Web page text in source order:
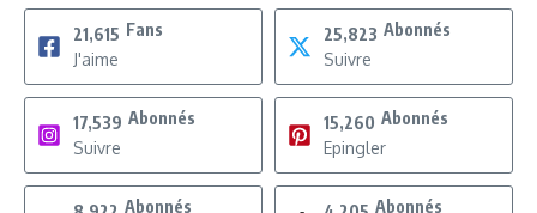
21,615 Fans
J'aime
25,823 Abonnés
Suivre
17,539 Abonnés
Suivre
15,260 Abonnés
Epingler
Abonnés
Abonnés